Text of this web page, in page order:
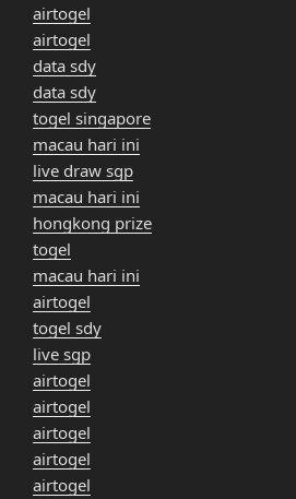
airtogel
airtogel
data sdy
data sdy
togel singapore
macau hari ini
live draw sgp
macau hari ini
hongkong prize
togel
macau hari ini
airtogel
togel sdy
live sgp
airtogel
airtogel
airtogel
airtogel
airtogel